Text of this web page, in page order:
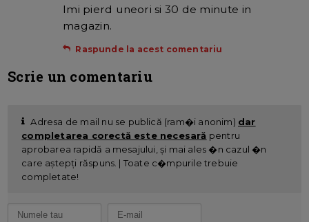
Imi pierd uneori si 30 de minute in
magazin.
Raspunde la acest comentariu
Scrie un comentariu
Adresa de mail nu se publică (ram�i anonim) dar
completarea corectă este necesară pentru
aprobarea rapidă a mesajului, și mai ales �n cazul �n
care aștepți răspuns. | Toate c�mpurile trebuie
completate!